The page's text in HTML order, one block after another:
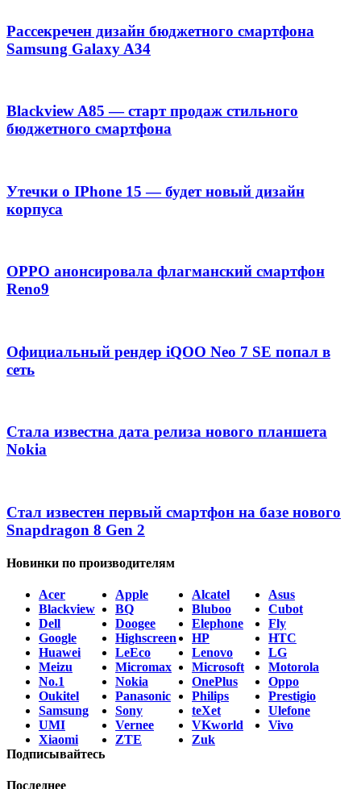
Рассекречен дизайн бюджетного смартфона
Samsung Galaxy A34
Blackview A85 — старт продаж стильного
бюджетного смартфона
Утечки о IPhone 15 — будет новый дизайн
корпуса
OPPO анонсировала флагманский смартфон
Reno9
Официальный рендер iQOO Neo 7 SE попал в
сеть
Стала известна дата релиза нового планшета
Nokia
Стал известен первый смартфон на базе нового
Snapdragon 8 Gen 2
Новинки по производителям
Acer Apple Alcatel
Asus
Blackview
BQ Bluboo
Cubot
Dell
Doogee Elephone
Fly
Google
Highscreen HP
HTC
Huawei
LeEco Lenovo
LG
Meizu
Micromax Microsoft
Motorola
No.1
Nokia OnePlus
Oppo
Oukitel
Panasonic Philips
Prestigio
Samsung
Sony teXet
Ulefone
UMI
Vernee VKworld
Vivo
Xiaomi
ZTE
Zuk
Подписывайтесь
Последнее